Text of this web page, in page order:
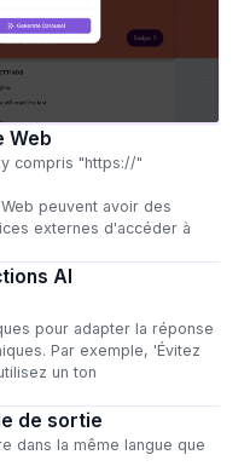
Web
compris "https://"
peuvent avoir des
externes d'accéder à
AI
pour adapter la réponse
Par exemple, 'Évitez
un ton
de sortie
dans la même langue que